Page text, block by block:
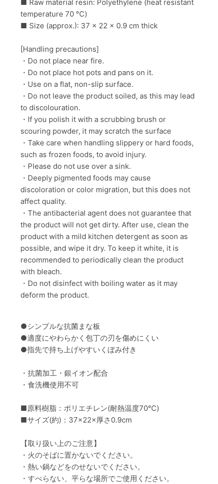
■ Raw material resin: Polyethylene (heat resistant
temperature 70 ℃)
■ Size (approx.): 37 x 22 x 0.9 cm thick
[Handling precautions]
・Do not place near fire.
・Do not place hot pots and pans on it.
・ Use on a flat, non-slip surface.
・ Do not leave the product soiled, as this may lead
to discolouration.
・ If you polish it with a scrubbing brush or
scouring powder, it may scratch the surface
・Take care when handling slippery or hard foods,
such as frozen foods, to avoid injury.
・Please do not use over a sink.
・Deeply pigmented foods may cause
discoloration or color migration, but this does not
affect quality.
・The antibacterial agent does not guarantee that
the product will not get dirty. After use, clean the
product with a mild kitchen detergent as soon as
possible, and wipe it dry. To keep it white, it is
recommended to periodically clean the product
with bleach.
・Do not disinfect with boiling water as it may
deform the product.
●シンプルな抗菌まな板
●適度にやわらかく包丁の刃を傷めにくい
●指先で持ち上げやすいくぼみ付き
・抗菌加工・銀イオン配合
・食洗機使用不可
■原料樹脂：ポリエチレン(耐熱温度70℃)
■サイズ(約)：37×22×厚さ0.9cm
【取り扱い上のご注意】
・火のそばに置かないでください。
・熱い鍋などをのせないでください。
・すべらない、平らな場所でご使用ください。